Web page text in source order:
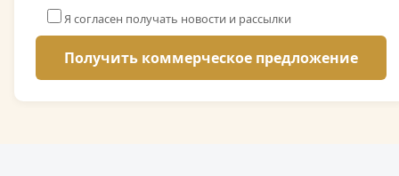
Я согласен получать новости и рассылки